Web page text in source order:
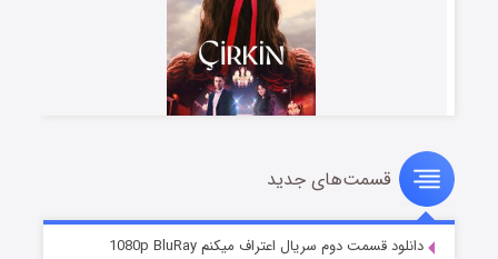
سریال زشت
قسمت۵ (زیرنویس) منتشر شد
قسمت‌های جدید
دانلود قسمت دوم سریال اعتراف میکنم 1080p BluRay